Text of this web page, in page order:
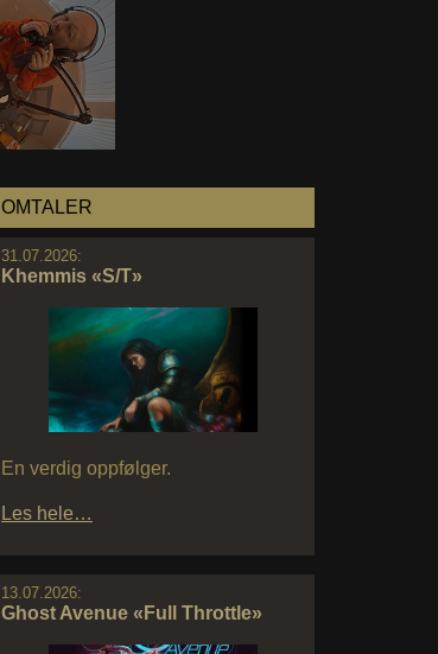
OMTALER
31.07.2026:
Khemmis «S/T»
En verdig oppfølger.
Les hele…
13.07.2026:
Ghost Avenue «Full Throttle»